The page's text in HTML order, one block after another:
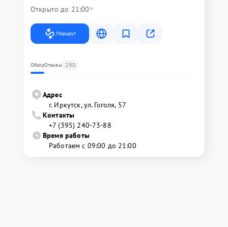
Открыто до 21:00
Маршрут
ОбзорОтзывы 290
Адрес
г. Иркутск, ул. ​Гоголя, 57
Контакты
+7 (395) 240-73-88
Время работы
Работаем с 09:00 до 21:00